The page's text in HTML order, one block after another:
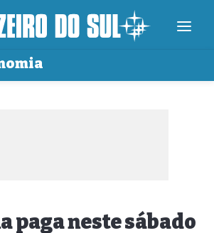
paga neste sábado